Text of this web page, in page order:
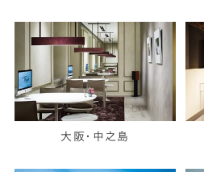
大阪・中之島